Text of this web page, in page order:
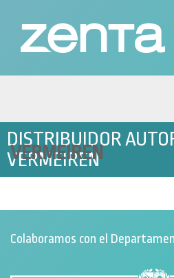
envejecimiento activo,
DISTRIBUIDOR
VERMEIREN
VERMEIREN
Colaboramos con el